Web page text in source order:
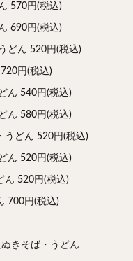
570円(税込)
690円(税込)
どん 520円(税込)
円(税込)
ん 540円(税込)
ん 580円(税込)
うどん 520円(税込)
ん 520円(税込)
ん 520円(税込)
700円(税込)
きそば・うどん